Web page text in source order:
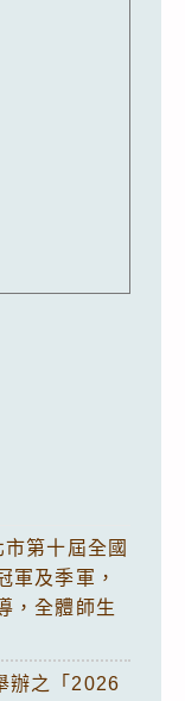
第十屆全國
軍及季軍，
，全體師生
辦之「2026